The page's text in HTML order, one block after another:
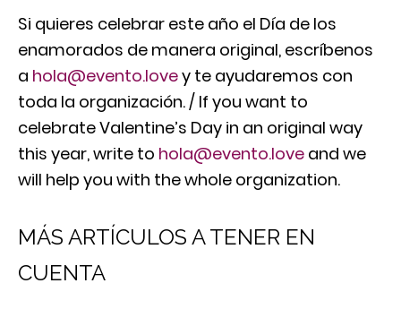
Si quieres celebrar este año el Día de los
enamorados de manera original, escríbenos
a hola@evento.lovey te ayudaremos con
toda la organización. / If you want to
celebrate Valentine’s Day in an original way
this year, write to hola@evento.love and we
will help you with the whole organization.
MÁS ARTÍCULOS A TENER EN
CUENTA